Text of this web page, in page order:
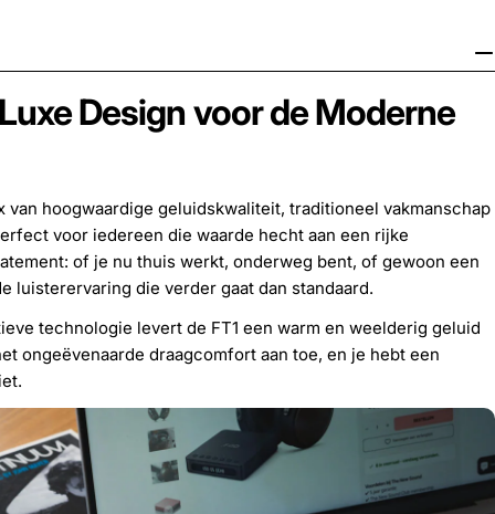
Design voor de Moderne
hoogwaardige geluidskwaliteit, traditioneel vakmanschap
voor iedereen die waarde hecht aan een rijke
of je nu thuis werkt, onderweg bent, of gewoon een
luisterervaring die verder gaat dan standaard.
technologie levert de FT1 een warm en weelderig geluid
ongeëvenaarde draagcomfort aan toe, en je hebt een